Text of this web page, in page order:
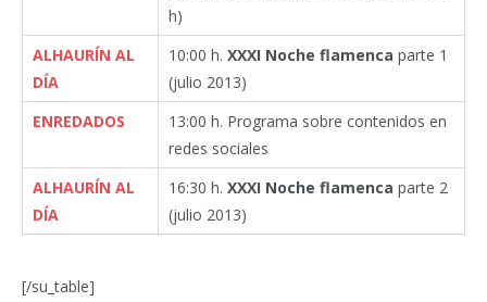
h)
ALHAURÍN AL
DÍA
10:00 h. XXXI Noche flamenca parte 1
(julio 2013)
ENREDADOS
13:00 h. Programa sobre contenidos en
redes sociales
ALHAURÍN AL
DÍA
16:30 h. XXXI Noche flamenca parte 2
(julio 2013)
[/su_table]